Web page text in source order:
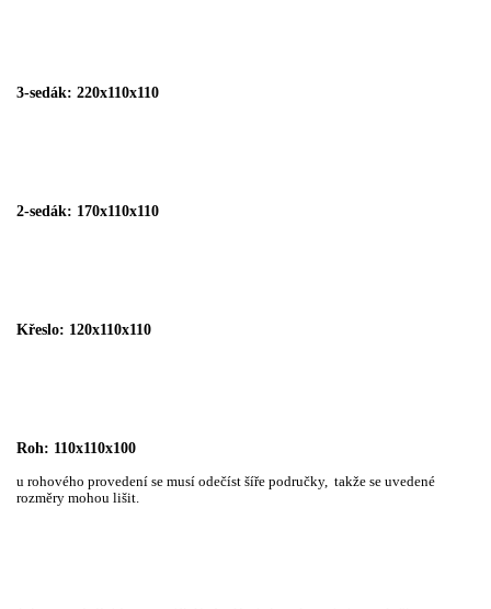
3-sedák: 220x110x110
2-sedák: 170x110x110
Křeslo: 120x110x110
Roh: 110x110x100
u rohového provedení se musí odečíst šíře područky, takže se uvedené
rozměry mohou lišit.